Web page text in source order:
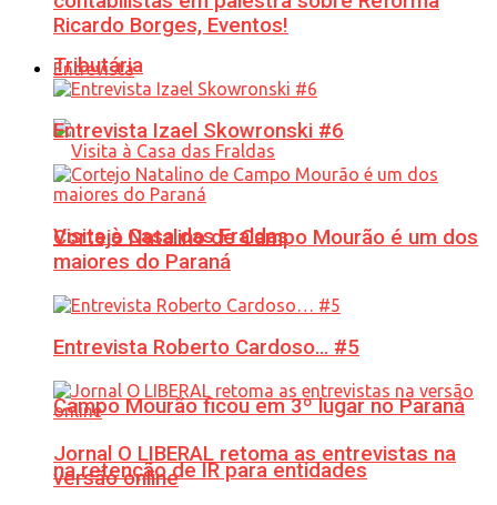
Tributária
Visita à Casa das Fraldas
Campo Mourão ficou em 3º lugar no Paraná
na retenção de IR para entidades
Ricardo Borges, Eventos!
Entrevista
Entrevista Izael Skowronski #6
Cortejo Natalino de Campo Mourão é um dos
maiores do Paraná
Entrevista Roberto Cardoso… #5
Jornal O LIBERAL retoma as entrevistas na
versão online